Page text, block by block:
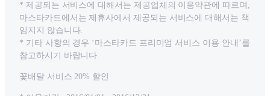
* 제공되는 서비스에 대해서는 제공업체의 이용약관에 따르며,
마스타카드에서는 제휴사에서 제공되는 서비스에 대해서는 책
임지지 않습니다.
* 기타 사항의 경우 ‘마스타카드 프리미엄 서비스 이용 안내’를
참고하시기 바랍니다.
꽃배달 서비스 20% 할인